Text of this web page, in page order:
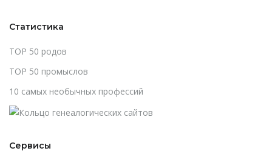
Статистика
TOP 50 родов
TOP 50 промыслов
10 самых необычных профессий
Сервисы